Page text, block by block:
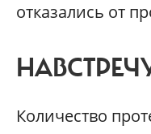
отказались от
Количество